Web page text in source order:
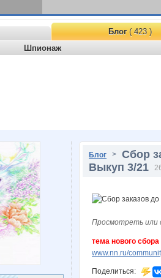
Блог( 423 )
Шпионаж
Блог > Сбор
Выкуп 3/21
Просмотреть или
тема нового сбора
www.nn.ru/
Поделиться: